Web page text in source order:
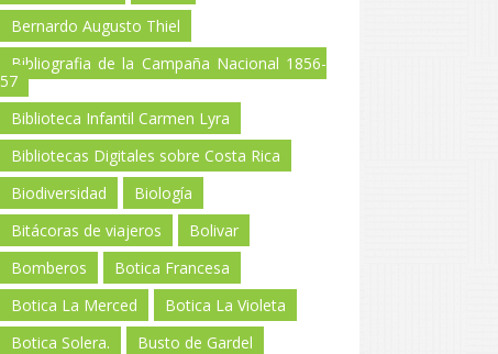
Bernardo Augusto Thiel
Bibliografia de la Campaña Nacional 1856-
57
Biblioteca Infantil Carmen Lyra
Bibliotecas Digitales sobre Costa Rica
Biodiversidad
Biología
Bitácoras de viajeros
Bolivar
Bomberos
Botica Francesa
Botica La Merced
Botica La Violeta
Botica Solera.
Busto de Gardel